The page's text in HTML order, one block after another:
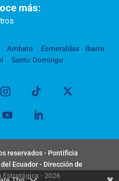
más:
Ambato Esmeraldas
Ibarra
Santo Domingo
reservados - Pontificia
Ecuador - Dirección de
Estratégica - 2026